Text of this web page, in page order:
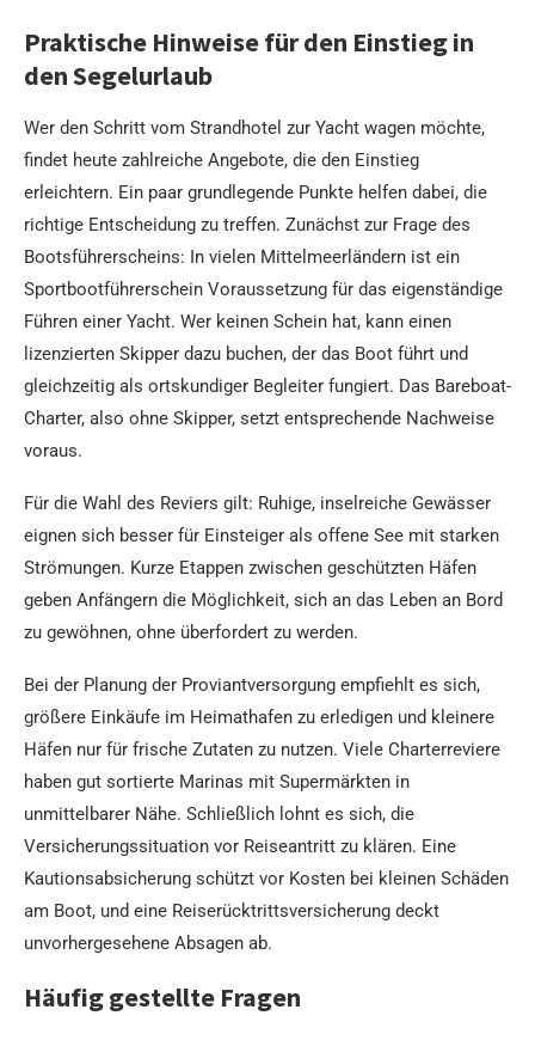
Praktische Hinweise für den Einstieg in
den Segelurlaub
Wer den Schritt vom Strandhotel zur Yacht wagen möchte,
findet heute zahlreiche Angebote, die den Einstieg
erleichtern. Ein paar grundlegende Punkte helfen dabei, die
richtige Entscheidung zu treffen. Zunächst zur Frage des
Bootsführerscheins: In vielen Mittelmeerländern ist ein
Sportbootführerschein Voraussetzung für das eigenständige
Führen einer Yacht. Wer keinen Schein hat, kann einen
lizenzierten Skipper dazu buchen, der das Boot führt und
gleichzeitig als ortskundiger Begleiter fungiert. Das Bareboat-
Charter, also ohne Skipper, setzt entsprechende Nachweise
voraus.
Für die Wahl des Reviers gilt: Ruhige, inselreiche Gewässer
eignen sich besser für Einsteiger als offene See mit starken
Strömungen. Kurze Etappen zwischen geschützten Häfen
geben Anfängern die Möglichkeit, sich an das Leben an Bord
zu gewöhnen, ohne überfordert zu werden.
Bei der Planung der Proviantversorgung empfiehlt es sich,
größere Einkäufe im Heimathafen zu erledigen und kleinere
Häfen nur für frische Zutaten zu nutzen. Viele Charterreviere
haben gut sortierte Marinas mit Supermärkten in
unmittelbarer Nähe. Schließlich lohnt es sich, die
Versicherungssituation vor Reiseantritt zu klären. Eine
Kautionsabsicherung schützt vor Kosten bei kleinen Schäden
am Boot, und eine Reiserücktrittsversicherung deckt
unvorhergesehene Absagen ab.
Häufig gestellte Fragen